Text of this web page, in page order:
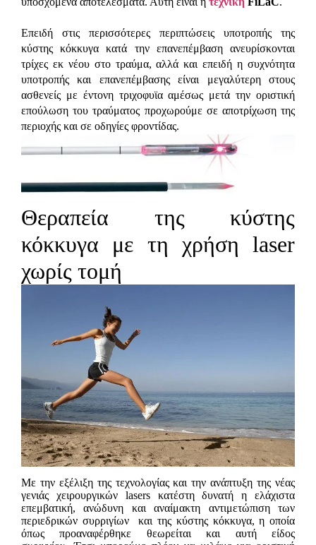
Επειδή στις περισσότερες περιπτώσεις υποτροπής της
κύστης κόκκυγα κατά την επανεπέμβαση ανευρίσκονται
τρίχες εκ νέου στο τραύμα, αλλά και επειδή η συχνότητα
υποτροπής και επανεπέμβασης είναι μεγαλύτερη στους
ασθενείς με έντονη τριχοφυϊα αμέσως μετά την οριστική
επούλωση του τραύματος προχωρούμε σε αποτρίχωση της
περιοχής και σε οδηγίες φροντίδας.
Θεραπεία της κύστης
κόκκυγα με τη χρήση laser
χωρίς τομή
Με την εξέλιξη της τεχνολογίας και την ανάπτυξη της νέας
γενιάς χειρουργικών lasersκατέστη δυνατή η ελάχιστα
επεμβατική, ανώδυνη και αναίμακτη αντιμετώπιση των
περιεδρικών συρριγίων και της κύστης κόκκυγα, η οποία
όπως προαναφέρθηκε θεωρείται και αυτή είδος